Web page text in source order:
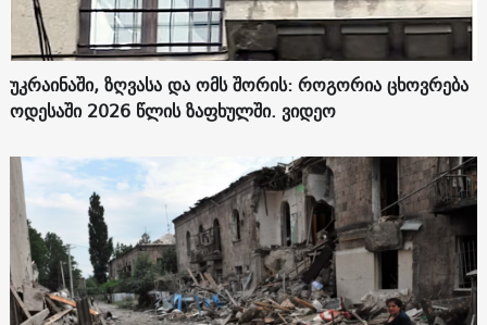
უკრაინაში, ზღვასა და ომს შორის: როგორია ცხოვრება
ოდესაში 2026 წლის ზაფხულში. ვიდეო